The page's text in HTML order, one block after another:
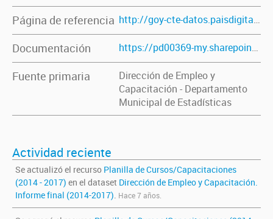
Página de referencia http://goy-cte-datos.paisdigital.modernizacion.gob.ar/dataset/direccion-de-empleo-y-capacitacion-informe-final-2014-2017
Documentación https://pd00369-my.sharepoint.com/:w:/g/personal/estadistica_goya_gob_ar/ESFTb-a503pMsNhGdU_hvbMB_GIwPyRXF9oNGKrPV3UUMg?e=wFHET4
Fuente primaria
Dirección de Empleo y
Capacitación - Departamento
Municipal de Estadísticas
Actividad reciente
Se actualizó el recurso Planilla de Cursos/Capacitaciones
(2014 - 2017) en el dataset Dirección de Empleo y Capacitación.
Informe final (2014-2017). Hace 7 años.